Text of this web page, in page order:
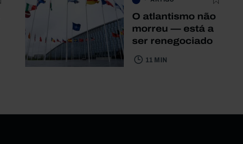
O atlantismo não
morreu — está a
ser renegociado
11 MIN